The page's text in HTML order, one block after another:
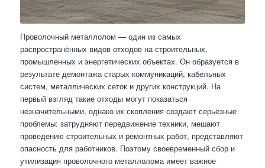
Проволочный металлолом — один из самых
распространённых видов отходов на строительных,
промышленных и энергетических объектах. Он образуется в
результате демонтажа старых коммуникаций, кабельных
систем, металлических сеток и других конструкций. На
первый взгляд такие отходы могут показаться
незначительными, однако их скопления создают серьёзные
проблемы: затрудняют передвижение техники, мешают
проведению строительных и ремонтных работ, представляют
опасность для работников. Поэтому своевременный сбор и
утилизация проволочного металлолома имеет важное